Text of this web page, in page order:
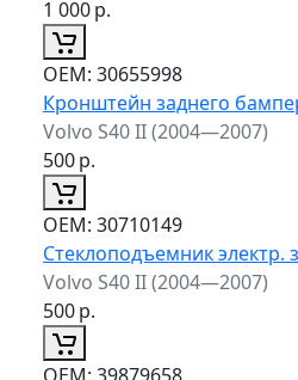
1 000р.
ОЕМ: 30655998
Кронштейн заднего
Volvo S40 II (2004—2007)
500р.
ОЕМ: 30710149
Стеклоподъемник электр.
Volvo S40 II (2004—2007)
500р.